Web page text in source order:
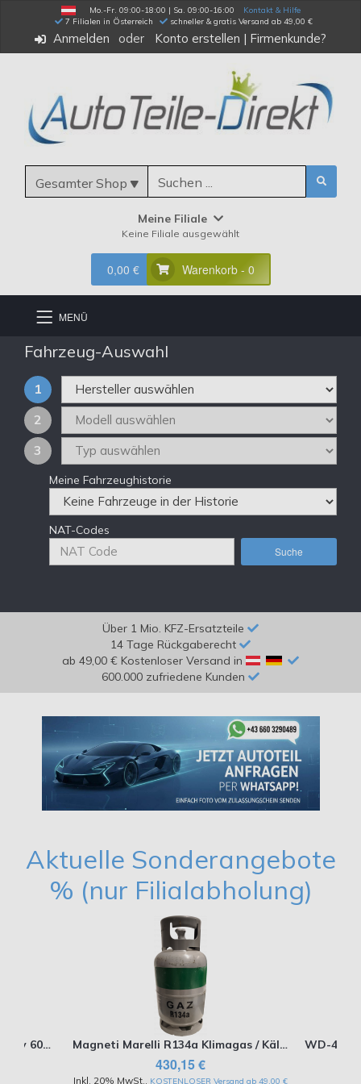
Mo.-Fr. 09:00-18:00 | Sa. 09:00-16:00
Kontakt & Hilfe
7 Filialen in Österreich
schneller & gratis Versand ab 49,00 €
Anmelden Konto erstellen | Firmenkunde?
Gesamter Shop
Meine Filiale
Keine Filiale ausgewählt
0,00 € Warenkorb - 0
MENÜ
Fahrzeug-Auswahl
1
2
3
Meine Fahrzeughistorie
NAT-Codes
Suche
Über 1 Mio. KFZ-Ersatzteile
14 Tage Rückgaberecht
ab 49,00 € Kostenloser Versand in
600.000 zufriedene Kunden
Aktuelle Sonderangebote
% (nur Filialabholung)
EUROLUB Bremsenreiniger Spray 600ml AKTION nur bei Abholung in der Filiale Magneti Marelli R134a Klimagas / Kältemittel 12kg
430,15 €
Inkl. 20% MwSt. KOSTENLOSER Versand ab 49,00 €